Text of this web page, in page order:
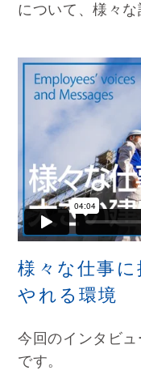
について、様々な
様々な仕事
やれる環境
今回のインタビ
です。